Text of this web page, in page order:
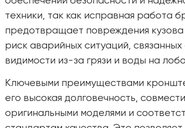
техники, так как исправная работа
предотвращает повреждения
риск аварийных ситуаций,
видимости из-за грязи и воды на
Ключевыми преимуществами
его высокая долговечность,
оригинальными моделями и